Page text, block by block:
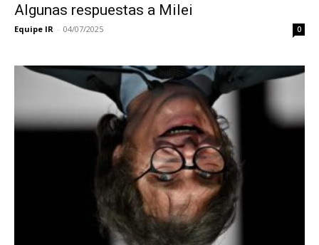
Algunas respuestas a Milei
Equipe IR - 04/07/2025 0